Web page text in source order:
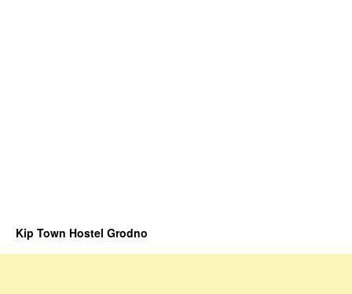
Kip Town Hostel Grodno